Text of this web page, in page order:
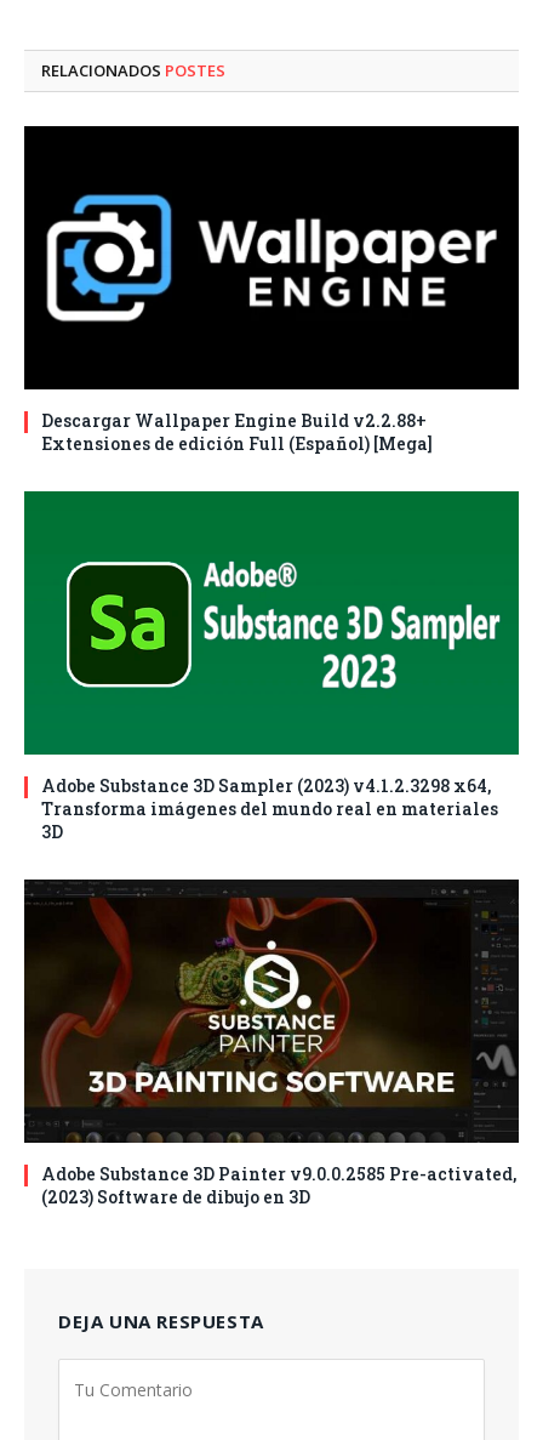
RELACIONADOS POSTES
Descargar Wallpaper Engine Build v2.2.88+
Extensiones de edición Full (Español) [Mega]
Adobe Substance 3D Sampler (2023) v4.1.2.3298 x64,
Transforma imágenes del mundo real en materiales
3D
Adobe Substance 3D Painter v9.0.0.2585 Pre-activated,
(2023) Software de dibujo en 3D
DEJA UNA RESPUESTA